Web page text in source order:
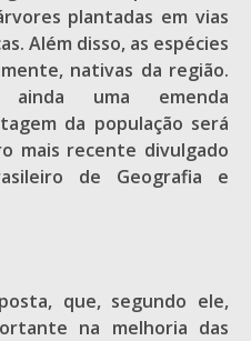
plantadas em vias
Além disso, as espécies
nativas da região.
uma emenda
da população será
mais recente divulgado
de Geografia e
que, segundo ele,
na melhoria das